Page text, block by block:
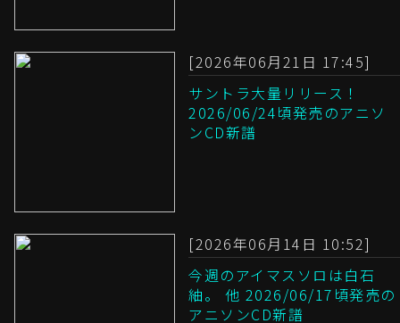
[2026年06月21日 17:45]
サントラ大量リリース！
2026/06/24頃発売のアニソ
ンCD新譜
[2026年06月14日 10:52]
今週のアイマスソロは白石
紬。 他 2026/06/17頃発売の
アニソンCD新譜